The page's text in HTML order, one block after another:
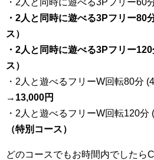
・2人と同時に遊べる3Pフリー60
・2人と同時に遊べる3Pフリー80
ス）
・2人と同時に遊べる3Pフリー
ス）
・2人と遊べるフリーW回転80分
→ 13,000円
・2人と遊べるフリーW回転120分
（特別コース）
どのコースでもお時間内でしたら